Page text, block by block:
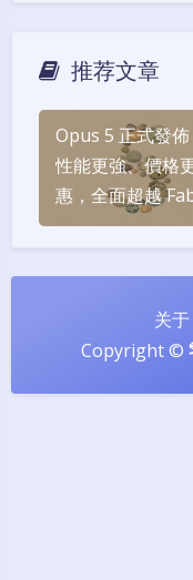
推荐文章
Opus 5 正式發佈
性能更強、價格
惠，全面超越
5？
关于
Copyright ©